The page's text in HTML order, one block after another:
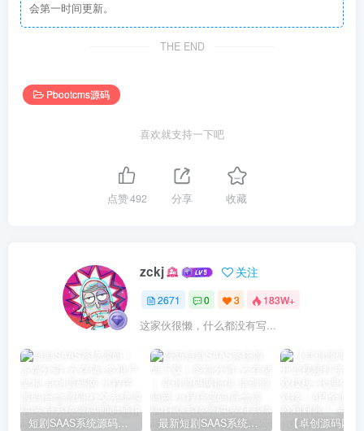
会第一时间更新。
THE END
Pbootcms源码
喜欢就支持一下吧
点赞492 分享 收藏
zckj 关注
2671 0 3 183W+
这家伙很懒，什么都没有写...
短剧SAAS系统源码｜多端分销+云存储+多租户架构 最新短剧SAAS系统源码下载｜多端分销+云存储｜卓创源码网提供